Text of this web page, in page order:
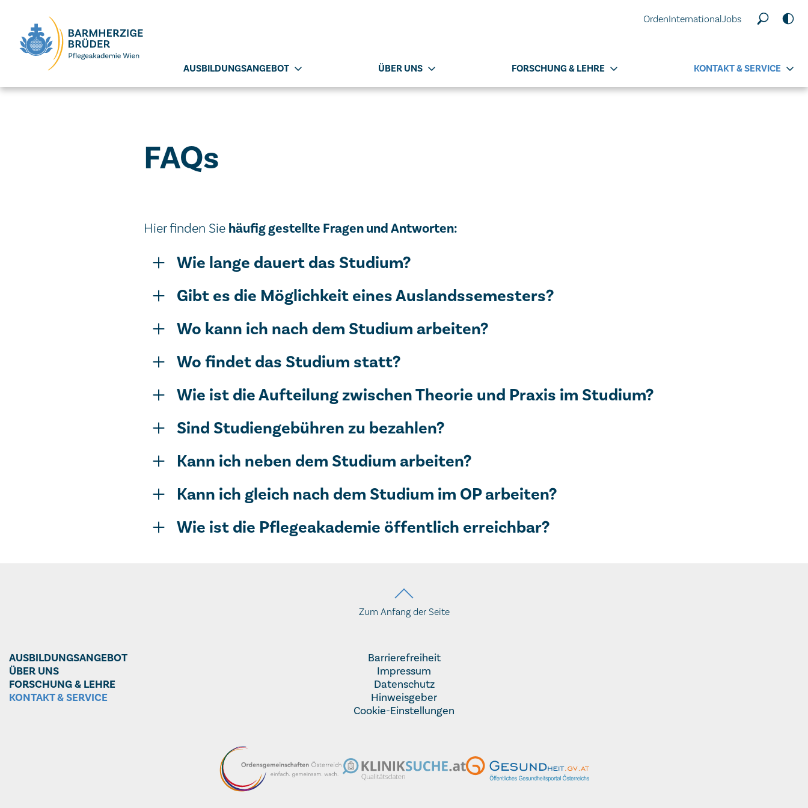
OrdenInternationalJobs
AUSBILDUNGSANGEBOT ÜBER UNS FORSCHUNG & LEHRE KONTAKT & SERVICE
FAQs
Hier finden Sie häufig gestellte Fragen und Antworten:
Wie lange dauert das Studium?
Gibt es die Möglichkeit eines Auslandssemesters?
Wo kann ich nach dem Studium arbeiten?
Wo findet das Studium statt?
Wie ist die Aufteilung zwischen Theorie und Praxis im Studium?
Sind Studiengebühren zu bezahlen?
Kann ich neben dem Studium arbeiten?
Kann ich gleich nach dem Studium im OP arbeiten?
Wie ist die Pflegeakademie öffentlich erreichbar?
Zum Anfang der Seite
AUSBILDUNGSANGEBOT
ÜBER UNS
FORSCHUNG & LEHRE
KONTAKT & SERVICE
Barrierefreiheit
Impressum
Datenschutz
Hinweisgeber
Cookie-Einstellungen